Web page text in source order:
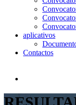
aplicativos
Contactos